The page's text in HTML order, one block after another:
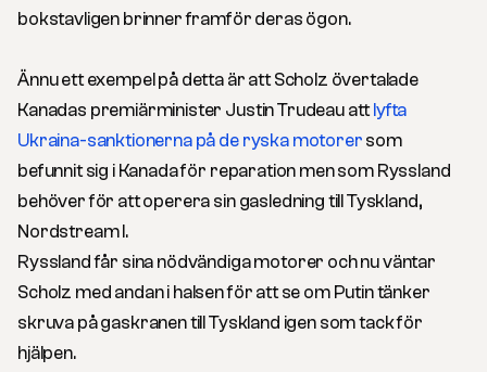
bokstavligen brinner framför deras ögon.
Ännu ett exempel på detta är att Scholz övertalade
Kanadas premiärminister Justin Trudeau attlyfta
Ukraina-sanktionerna på de ryska motorer som
befunnit sig i Kanada för reparation men som Ryssland
behöver för att operera sin gasledning till Tyskland,
Nordstream I.
Ryssland får sina nödvändiga motorer och nu väntar
Scholz med andan i halsen för att se om Putin tänker
skruva på gaskranen till Tyskland igen som tack för
hjälpen.